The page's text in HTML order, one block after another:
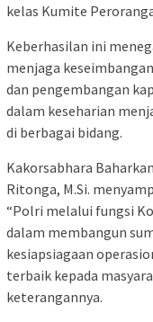
kelas Kumite
Keberhasilan ini
menjaga
dan pengembangan
dalam keseharian
di berbagai bidang.
Kakorsabhara
Ritonga, M.Si.
“Polri melalui fungsi
dalam membangun
kesiapsiagaan
terbaik kepada
keterangannya.